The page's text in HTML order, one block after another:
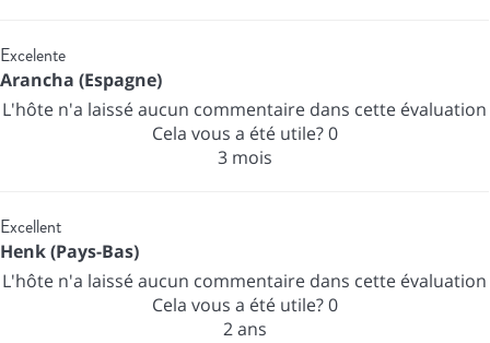
Excelente
Arancha (Espagne)
L'hôte n'a laissé aucun commentaire dans cette évaluation
Cela vous a été utile?0
3 mois
Excellent
Henk (Pays-Bas)
L'hôte n'a laissé aucun commentaire dans cette évaluation
Cela vous a été utile?0
2 ans